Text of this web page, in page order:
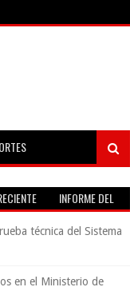
INFORME DEL
técnica del Sistema
en el Ministerio de